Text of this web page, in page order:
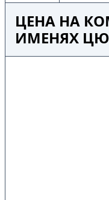
ЦЕНА НА
ИМЕНЯХ